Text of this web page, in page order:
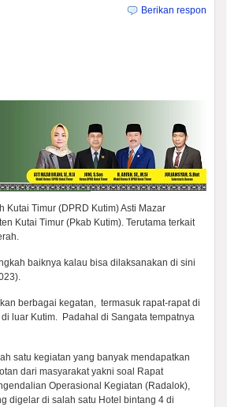
Berikan respon
Timur (DPRD Kutim) Asti Mazar
Kutai Timur (Pkab Kutim). Terutama terkait
baiknya kalau bisa dilaksanakan di sini
berbagai kegatan, termasuk rapat-rapat di
luar Kutim. Padahal di Sangata tempatnya
satu kegiatan yang banyak mendapatkan
dari masyarakat yakni soal Rapat
Operasional Kegiatan (Radalok),
digelar di salah satu Hotel bintang 4 di